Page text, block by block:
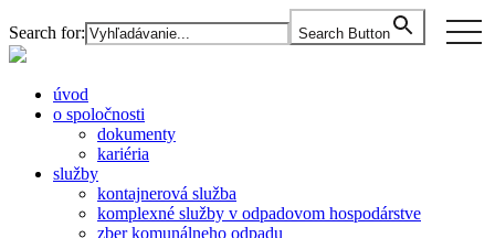
to
the
Search for: Search Button
úvod
o spoločnosti
dokumenty
kariéria
služby
kontajnerová služba
komplexné služby v odpadovom hospodárstve
zber komunálneho odpadu